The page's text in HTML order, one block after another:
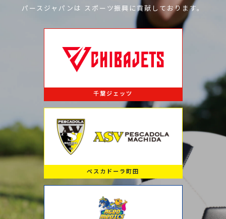
パースジャパンは スポーツ振興に貢献しております。
千葉ジェッツ
ペスカドーラ町田